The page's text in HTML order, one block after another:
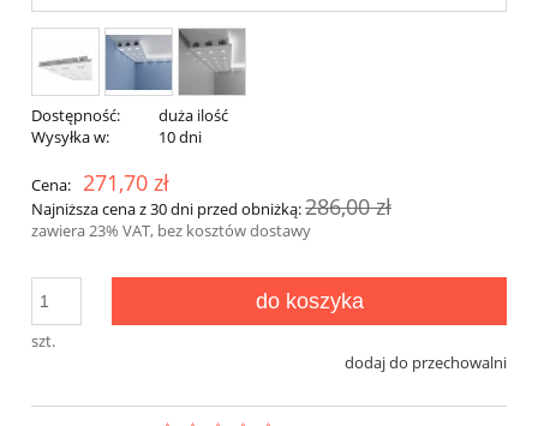
Dostępność:
duża ilość
Wysyłka w:
10 dni
Cena: 271,70 zł
Najniższa cena z 30 dni przed obniżką:286,00 zł
zawiera 23% VAT, bez kosztów dostawy
szt.
do koszyka
dodaj do przechowalni